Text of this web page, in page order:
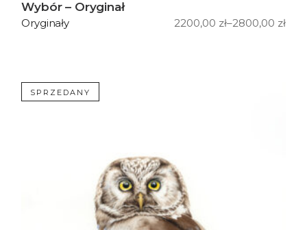
Wybór – Oryginał
2200,00 zł–2800,00 zł
Zakres
Oryginały
SPRZEDANY